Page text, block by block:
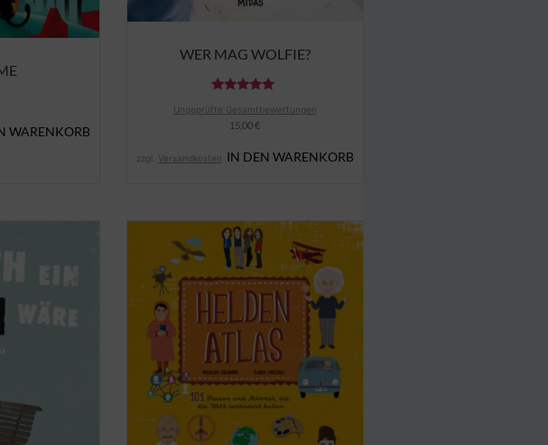
WARENKORB
WER MAG WOLFIE?
mit
5.00
Ungeprüfte Gesamtbewertungen
15,00€
zzgl. Versandkosten IN DEN WARENKORB